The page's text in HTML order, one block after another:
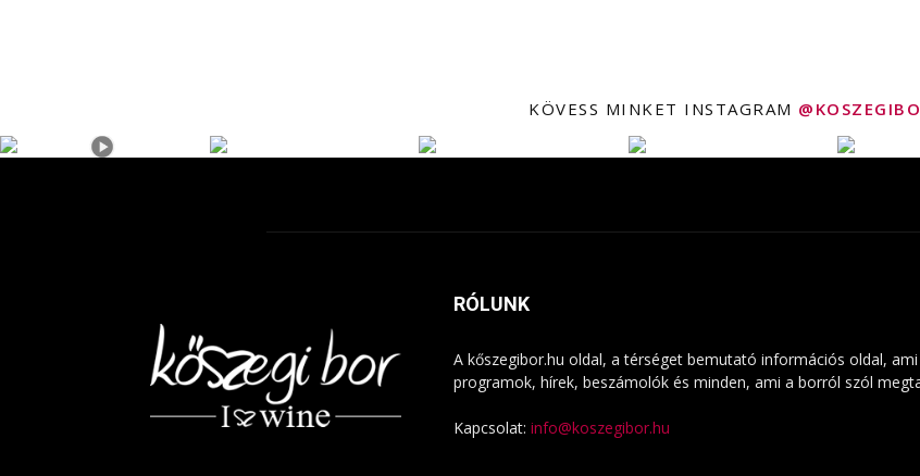
KÖVESS MINKET INSTAGRAM
RÓLUNK
A kőszegibor.hu oldal, a térséget bemutató információs oldal,
programok, hírek, beszámolók és minden, ami a borról szól
Kapcsolat: info@koszegibor.hu